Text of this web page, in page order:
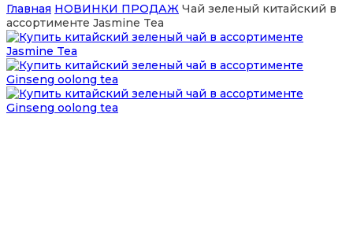
Главная НОВИНКИ ПРОДАЖ Чай зеленый китайский в
ассортименте Jasmine Tea